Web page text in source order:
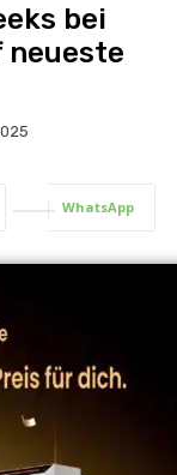
bei
neueste
WhatsApp